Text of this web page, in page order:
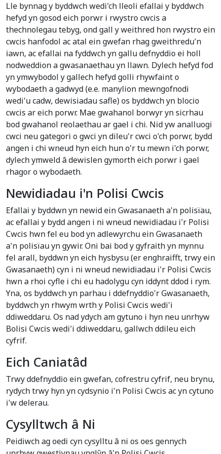
Lle bynnag y byddwch wedi'ch lleoli efallai y byddwch
hefyd yn gosod eich porwr i rwystro cwcis a
thechnolegau tebyg, ond gall y weithred hon rwystro ein
cwcis hanfodol ac atal ein gwefan rhag gweithredu'n
iawn, ac efallai na fyddwch yn gallu defnyddio ei holl
nodweddion a gwasanaethau yn llawn. Dylech hefyd fod
yn ymwybodol y gallech hefyd golli rhywfaint o
wybodaeth a gadwyd (e.e. manylion mewngofnodi
wedi'u cadw, dewisiadau safle) os byddwch yn blocio
cwcis ar eich porwr. Mae gwahanol borwyr yn sicrhau
bod gwahanol reolaethau ar gael i chi. Nid yw analluogi
cwci neu gategori o gwci yn dileu'r cwci o'ch porwr, bydd
angen i chi wneud hyn eich hun o'r tu mewn i'ch porwr,
dylech ymweld â dewislen gymorth eich porwr i gael
rhagor o wybodaeth.
Newidiadau i'n Polisi Cwcis
Efallai y byddwn yn newid ein Gwasanaeth a'n polisïau,
ac efallai y bydd angen i ni wneud newidiadau i'r Polisi
Cwcis hwn fel eu bod yn adlewyrchu ein Gwasanaeth
a'n polisïau yn gywir. Oni bai bod y gyfraith yn mynnu
fel arall, byddwn yn eich hysbysu (er enghraifft, trwy ein
Gwasanaeth) cyn i ni wneud newidiadau i'r Polisi Cwcis
hwn a rhoi cyfle i chi eu hadolygu cyn iddynt ddod i rym.
Yna, os byddwch yn parhau i ddefnyddio'r Gwasanaeth,
byddwch yn rhwym wrth y Polisi Cwcis wedi'i
ddiweddaru. Os nad ydych am gytuno i hyn neu unrhyw
Bolisi Cwcis wedi'i ddiweddaru, gallwch ddileu eich
cyfrif.
Eich Caniatâd
Trwy ddefnyddio ein gwefan, cofrestru cyfrif, neu brynu,
rydych trwy hyn yn cydsynio i'n Polisi Cwcis ac yn cytuno
i'w delerau.
Cysylltwch â Ni
Peidiwch ag oedi cyn cysylltu â ni os oes gennych